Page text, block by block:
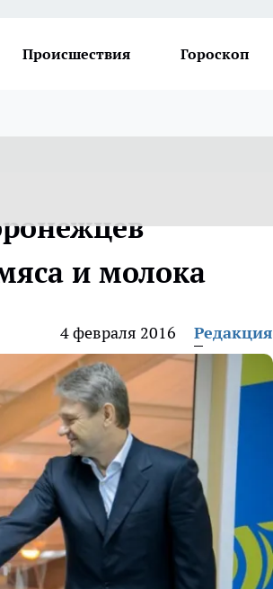
Происшествия Гороскоп
и молока
4 февраля 2016 Редакция